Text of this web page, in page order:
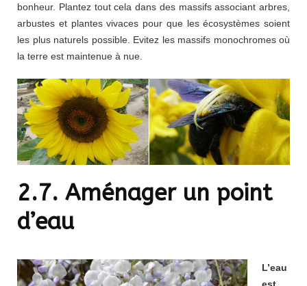
bonheur. Plantez tout cela dans des massifs associant arbres,
arbustes et plantes vivaces pour que les écosystèmes soient
les plus naturels possible. Evitez les massifs monochromes où
la terre est maintenue à nue.
2.7. Aménager un point
d’eau
L’eau